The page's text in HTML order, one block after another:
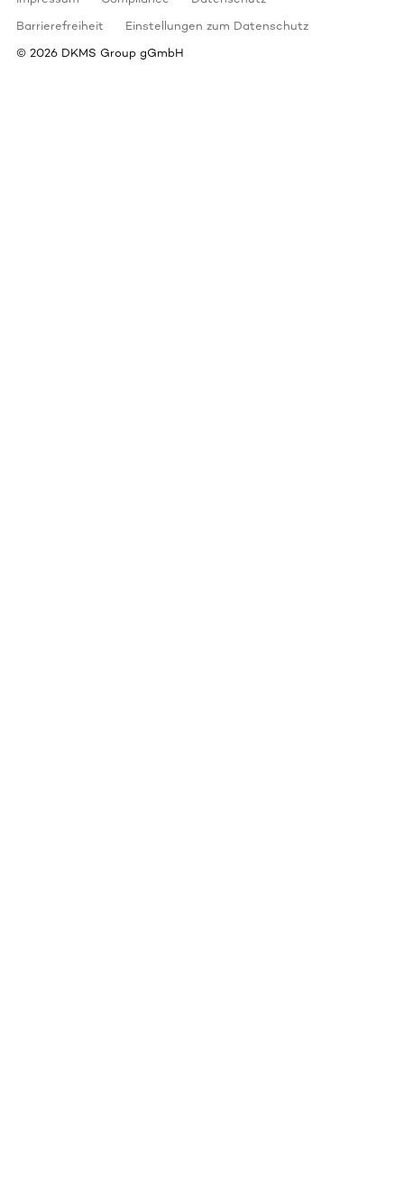
Barrierefreiheit
Einstellungen zum Datenschutz
© 2026 DKMS Group gGmbH